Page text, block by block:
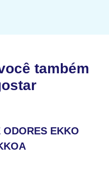
também
ODORES EKKO